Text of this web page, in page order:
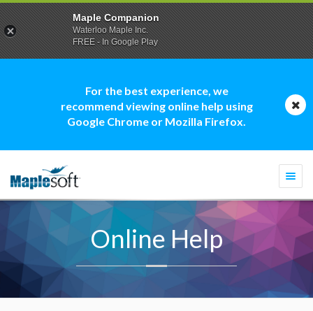
For the best experience, we
recommend viewing online help using
Google Chrome or Mozilla Firefox.
Online Help
Maple Companion
Waterloo Maple Inc.
FREE - In Google Play